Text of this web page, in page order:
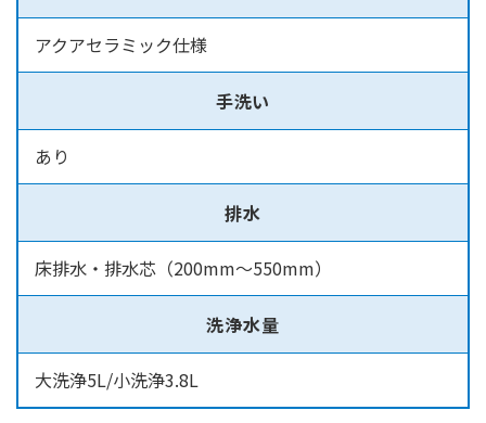
アクアセラミック仕様
手洗い
あり
排水
床排水・排水芯（200mm～550mm）
洗浄水量
大洗浄5L/小洗浄3.8L